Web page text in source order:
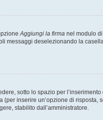
Aggiungi la firma nel modulo
messaggi deselezionando la
sotto lo spazio per
inserire un’opzione di risposta,
stabilito dall’amministratore.